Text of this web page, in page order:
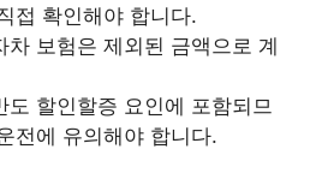
접 확인해야 합니다.
차 보험은 제외된 금액으로 계
도 할인할증 요인에 포함되므
전에 유의해야 합니다.